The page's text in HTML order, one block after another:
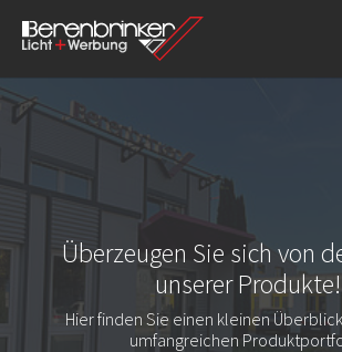
Zu Hauptinhalt springen
Überzeugen Sie sich von
unserer Produkte!
Hier finden Sie einen kleinen
umfangreichen